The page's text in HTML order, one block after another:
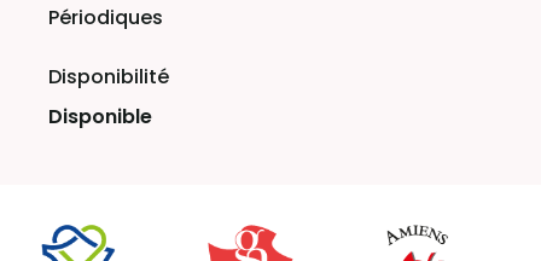
Périodiques
Disponible